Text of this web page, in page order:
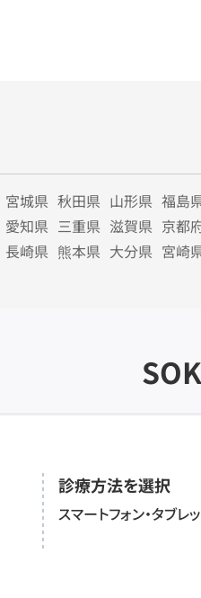
宮城県 秋田県 山形県 福島
愛知県 三重県 滋賀県 京都
長崎県 熊本県 大分県 宮崎
診療方法を選択
スマートフォン・タブ